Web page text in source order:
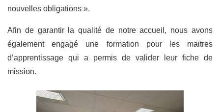
nouvelles obligations ».
Afin de garantir la qualité de notre accueil, nous avons
également engagé une formation pour les maitres
d’apprentissage qui a permis de valider leur fiche de
mission.